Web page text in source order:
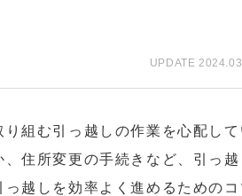
UPDATE
組む引っ越しの作業を心配し
住所変更の手続きなど、引っ
越しを効率よく進めるための